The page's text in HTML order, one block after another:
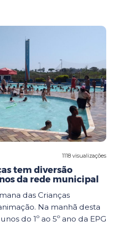
1118 visualizações
tem diversão
da rede municipal
das Crianças
Na manhã desta
do 1º ao 5º ano da EPG